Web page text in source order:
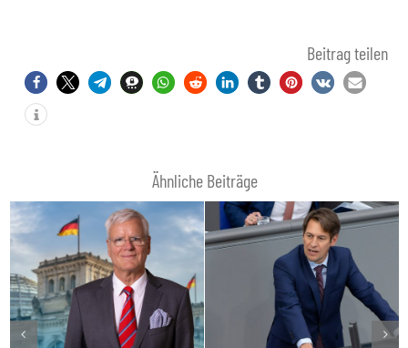
Beitrag teilen
Ähnliche Beiträge